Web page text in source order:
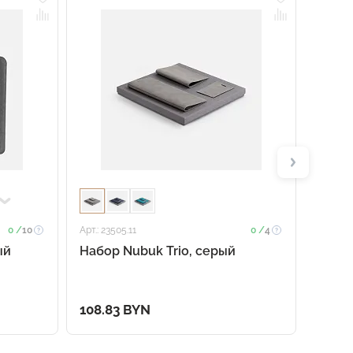
0 /10 Арт.: 23505.11 0 /4
Набор Nubuk Trio, серый
108.83 BYN